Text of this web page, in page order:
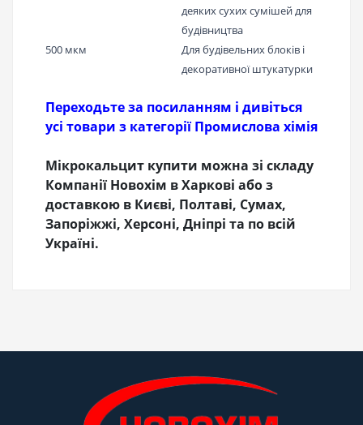
деяких сухих сумішей для
будівництва
500 мкм
Для будівельних блоків і
декоративної штукатурки
Переходьте за посиланням і дивіться
усі товари з категорії Промислова хімія
Мікрокальцит купити можна зі складу
Компанії Новохім в Харкові або з
доставкою в Києві, Полтаві, Сумах,
Запоріжжі, Херсоні, Дніпрі та по всій
Україні.